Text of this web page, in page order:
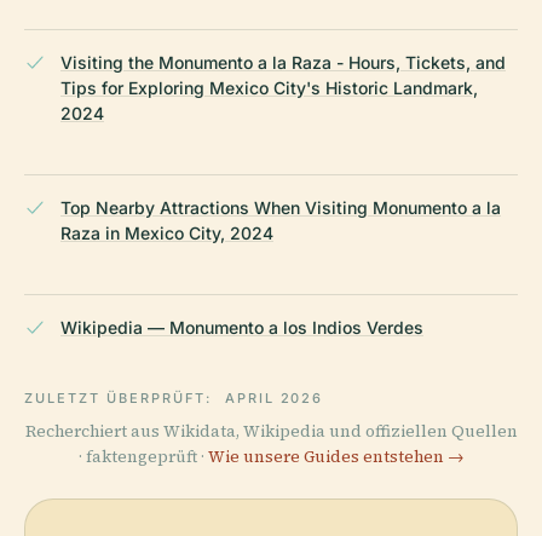
Visiting the Monumento a la Raza - Hours, Tickets, and
Tips for Exploring Mexico City's Historic Landmark,
2024
Top Nearby Attractions When Visiting Monumento a la
Raza in Mexico City, 2024
Wikipedia — Monumento a los Indios Verdes
ZULETZT ÜBERPRÜFT: APRIL 2026
Recherchiert aus Wikidata, Wikipedia und offiziellen Quellen
· faktengeprüft · Wie unsere Guides entstehen →